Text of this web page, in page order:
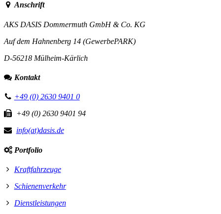
Anschrift
AKS DASIS Dommermuth GmbH & Co. KG
Auf dem Hahnenberg 14 (GewerbePARK)
D-56218 Mülheim-Kärlich
Kontakt
+49 (0) 2630 9401 0
+49 (0) 2630 9401 94
info(at)dasis.de
Portfolio
Kraftfahrzeuge
Schienenverkehr
Dienstleistungen